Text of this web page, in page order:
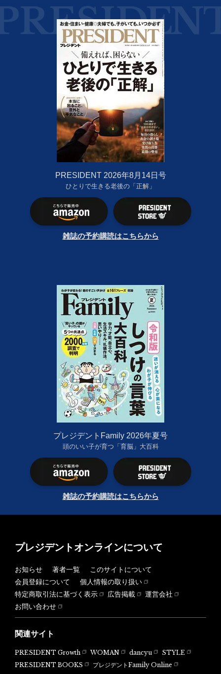
PRESIDENT 2026年8月14日号
ひとりで生きる老後の「正解」
雑誌の予約購読はこちらから
プレジデントFamily 2026年夏号
頭のいい子が育つ「育脳」大百科
雑誌の予約購読はこちらから
プレジデントオンラインについて
お知らせ 著者一覧
このサイトについて
会員登録について
個人情報の取り扱い
特定商取引法に基づく表示
広告掲載
運営会社
お問い合わせ
関連サイト
PRESIDENT Growth WOMAN dancyu
STYLE
PRESIDENT BOOKS
プレジデントFamily Online